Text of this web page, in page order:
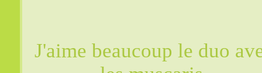
J'aime beaucoup le duo